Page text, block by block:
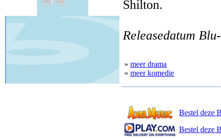
Shilton.
Releasedatum
» meer drama
» meer komedie
Bestel deze
Bestel deze